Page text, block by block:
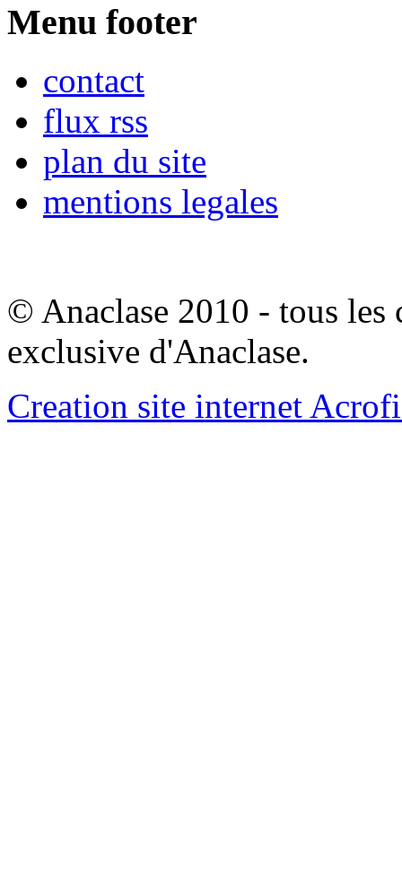
Menu footer
contact
flux rss
plan du site
mentions legales
© Anaclase 2010 - tous les
exclusive d'Anaclase.
Creation site internet